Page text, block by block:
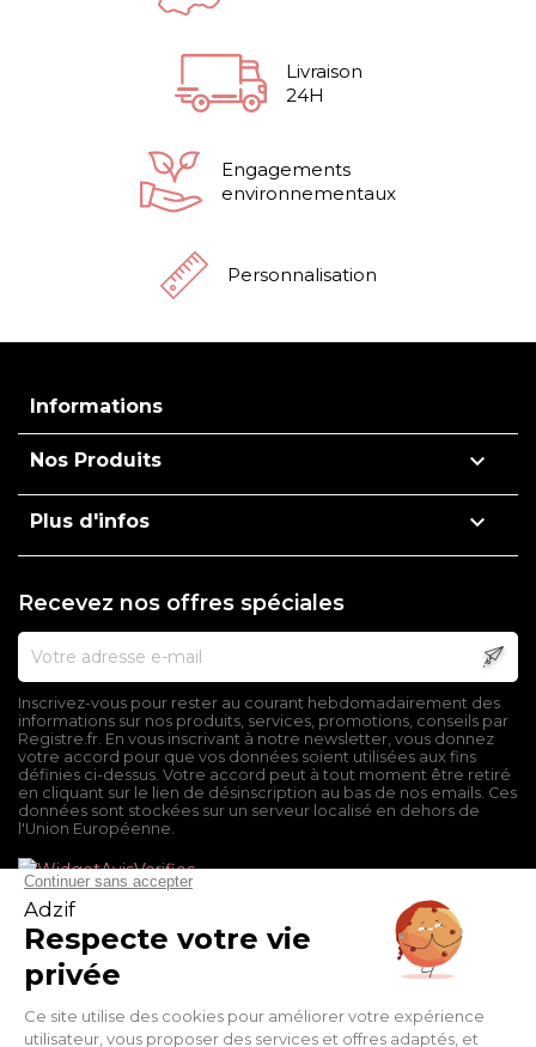
Livraison
24H
Engagements
environnementaux
Personnalisation
Informations
Nos Produits 
Plus d'infos 
Recevez nos offres spéciales
Inscrivez-vous pour rester au courant hebdomadairement des
informations sur nos produits, services, promotions, conseils par
Registre.fr. En vous inscrivant à notre newsletter, vous donnez
votre accord pour que vos données soient utilisées aux fins
définies ci-dessus. Votre accord peut à tout moment être retiré
en cliquant sur le lien de désinscription au bas de nos emails. Ces
données sont stockées sur un serveur localisé en dehors de
l'Union Européenne.
Conditions générales de vente